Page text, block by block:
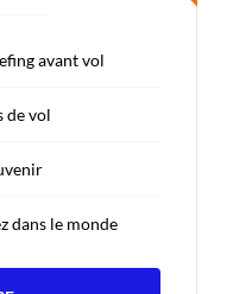
avant vol
de vol
dans le monde